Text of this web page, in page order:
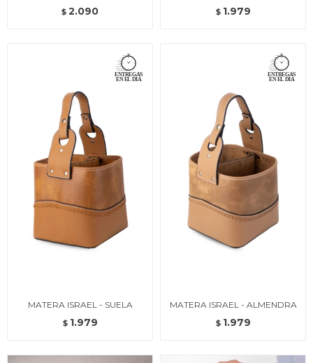
$ 2.090 $ 1.979
MATERA ISRAEL - SUELA
$ 1.979
MATERA ISRAEL - ALMENDRA
$ 1.979